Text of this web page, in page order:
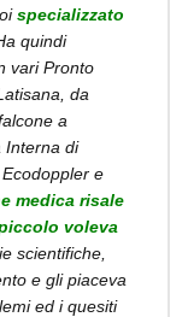
specializzato
quindi
vari Pronto
da
a
Interna di
e
medica risale
voleva
scientifiche,
e gli piaceva
ed i quesiti